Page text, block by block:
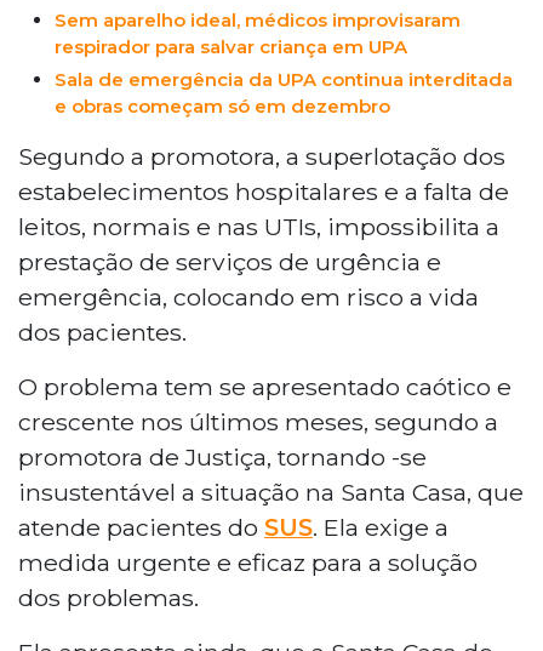
Sem aparelho ideal, médicos improvisaram
respirador para salvar criança em UPA
Sala de emergência da UPA continua interditada
e obras começam só em dezembro
Segundo a promotora, a superlotação dos
estabelecimentos hospitalares e a falta de
leitos, normais e nas UTIs, impossibilita a
prestação de serviços de urgência e
emergência, colocando em risco a vida
dos pacientes.
O problema tem se apresentado caótico e
crescente nos últimos meses, segundo a
promotora de Justiça, tornando -se
insustentável a situação na Santa Casa, que
atende pacientes do SUS. Ela exige a
medida urgente e eficaz para a solução
dos problemas.